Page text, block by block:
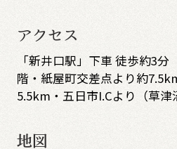
アクセス
「新井口駅」下車 徒歩約3
階・紙屋町交差点より約
5.5km・五日市I.Cより（草
地図